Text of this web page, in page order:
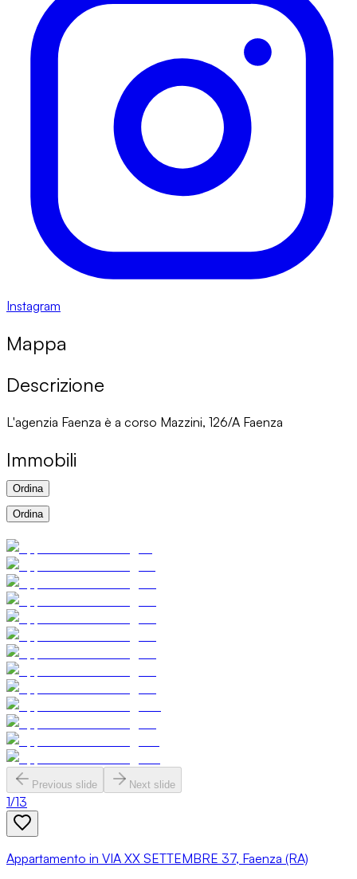
Instagram
Mappa
Descrizione
L'agenzia Faenza è a corso Mazzini, 126/A Faenza
Immobili
Ordina
Ordina
Previous slide Next slide
1/13
Appartamento in VIA XX SETTEMBRE 37, Faenza (RA)